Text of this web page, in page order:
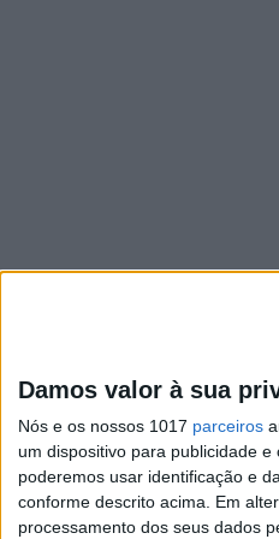
Damos valor à sua
Nós e os nossos 1017 parceiros
um dispositivo para publicidade
poderemos usar identificação e
conforme descrito acima. Em
processamento dos seus dados